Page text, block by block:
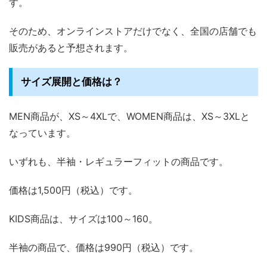
そのため、オンラインストアだけでなく、全国の店舗でも
販売があると予想されます。
サイズ展開と価格は？
MEN商品が、XS～4XLで、WOMEN商品は、XS～3XLと
なっています。
いずれも、半袖・レギュラーフィットの商品です。
価格は1,500円（税込）です。
KIDS商品は、サイズは100～160。
半袖の商品で、価格は990円（税込）です。